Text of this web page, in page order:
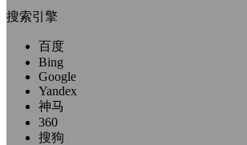
搜索引擎
百度
Bing
Google
Yandex
神马
360
搜狗